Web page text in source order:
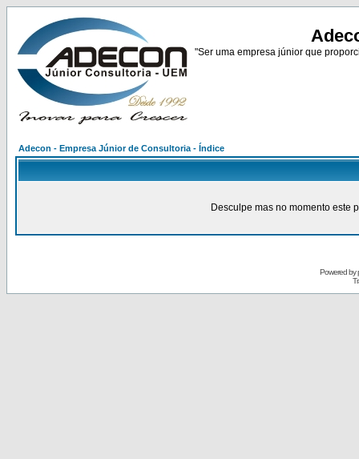
"Ser uma empresa júnior que
Adecon - Empresa Júnior de Consultoria - Índice
Desculpe mas no momento este
Powered by